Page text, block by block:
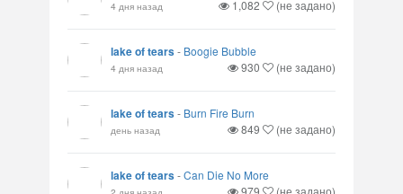
4 дня назад 1,082 (не задано)
lake of tears- Boogie Bubble
4 дня назад 930 (не задано)
lake of tears- Burn Fire Burn
день назад 849 (не задано)
lake of tears-Can Die No More
979 (не задано)